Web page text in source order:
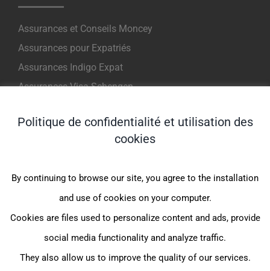
Assurances et Conseils Moncey
Assurances pour Expatriés
Assurances Indigo Expat
Assurances Visa Schengen
Indigo Expat France (FrancExpat CFE)
Politique de confidentialité et utilisation des
cookies
By continuing to browse our site, you agree to the installation
and use of cookies on your computer.
Cookies are files used to personalize content and ads, provide
social media functionality and analyze traffic.
They also allow us to improve the quality of our services.